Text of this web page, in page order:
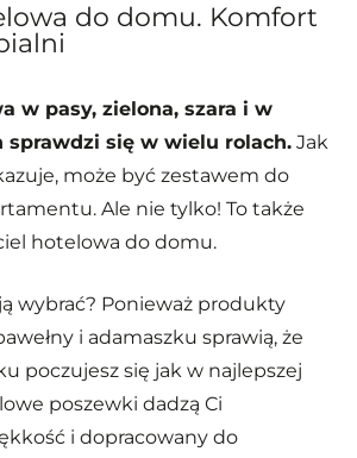
do domu. Komfort
w pasy, zielona, szara i w
sprawdzi się w wielu rolach. Jak
może być zestawem do
Ale nie tylko! To także
hotelowa do domu.
wybrać? Ponieważ produkty
i adamaszku sprawią, że
poczujesz się jak w najlepszej
poszewki dadzą Ci
i dopracowany do